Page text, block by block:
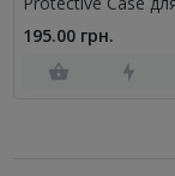
195.00 грн.